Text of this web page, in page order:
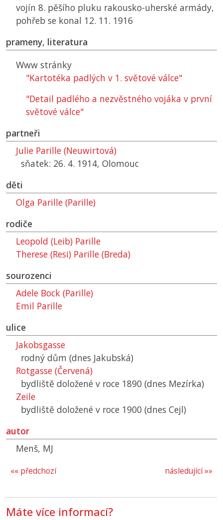
vojín 8. pěšího pluku rakousko-uherské armády,
pohřeb se konal 12. 11. 1916
prameny, literatura
Www stránky
"Kartotéka padlých v 1. světové válce"
"Detail padlého a nezvěstného vojáka v první
světové válce"
partneři
Julie Parille (Neuwirtová)
sňatek: 26. 4. 1914, Olomouc
děti
Olga Parille (Parille)
rodiče
Leopold (Leib) Parille
Therese (Resi) Parille (Breda)
sourozenci
Adele Bock (Parille)
Emil Parille
ulice
Jakobsgasse
rodný dům (dnes Jakubská)
Rotgasse (Červená)
bydliště doložené v roce 1890 (dnes Mezírka)
Zeile
bydliště doložené v roce 1900 (dnes Cejl)
autor
Menš, MJ
následující »»
«« předchozí
Máte více informací?